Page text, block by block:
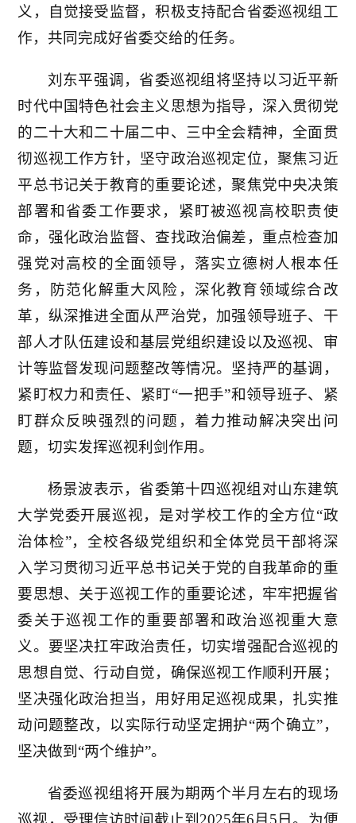
义，自觉接受监督，积极支持配合省委巡视组工
作，共同完成好省委交给的任务。
刘东平强调，省委巡视组将坚持以习近平新
时代中国特色社会主义思想为指导，深入贯彻党
的二十大和二十届二中、三中全会精神，全面贯
彻巡视工作方针，坚守政治巡视定位，聚焦习近
平总书记关于教育的重要论述，聚焦党中央决策
部署和省委工作要求，紧盯被巡视高校职责使
命，强化政治监督、查找政治偏差，重点检查加
强党对高校的全面领导，落实立德树人根本任
务，防范化解重大风险，深化教育领域综合改
革，纵深推进全面从严治党，加强领导班子、干
部人才队伍建设和基层党组织建设以及巡视、审
计等监督发现问题整改等情况。坚持严的基调，
紧盯权力和责任、紧盯“一把手”和领导班子、紧
盯群众反映强烈的问题，着力推动解决突出问
题，切实发挥巡视利剑作用。
杨景波表示，省委第十四巡视组对山东建筑
大学党委开展巡视，是对学校工作的全方位“政
治体检”，全校各级党组织和全体党员干部将深
入学习贯彻习近平总书记关于党的自我革命的重
要思想、关于巡视工作的重要论述，牢牢把握省
委关于巡视工作的重要部署和政治巡视重大意
义。要坚决扛牢政治责任，切实增强配合巡视的
思想自觉、行动自觉，确保巡视工作顺利开展；
坚决强化政治担当，用好用足巡视成果，扎实推
动问题整改，以实际行动坚定拥护“两个确立”，
坚决做到“两个维护”。
省委巡视组将开展为期两个半月左右的现场
巡视，受理信访时间截止到2025年6月5日。为便